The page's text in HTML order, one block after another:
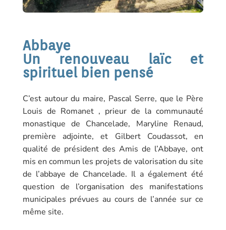
Abbaye
Un renouveau laïc et
spirituel bien pensé
C’est autour du maire, Pascal Serre, que le Père
Louis de Romanet , prieur de la communauté
monastique de Chancelade, Maryline Renaud,
première adjointe, et Gilbert Coudassot, en
qualité de président des Amis de l’Abbaye, ont
mis en commun les projets de valorisation du site
de l’abbaye de Chancelade. Il a également été
question de l’organisation des manifestations
municipales prévues au cours de l’année sur ce
même site.